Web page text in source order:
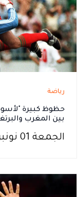
رياضة
حظوظ كبيرة
بين المغرب
الجمعة 01 نونبر 2024